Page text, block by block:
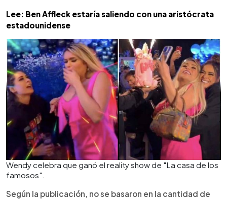
Lee: Ben Affleck estaría saliendo con una aristócrata
estadounidense
Wendy celebra que ganó el reality show de "La casa de los
famosos".
Según la publicación, no se basaron en la cantidad de